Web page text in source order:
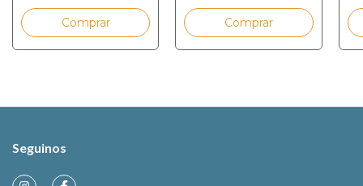
Seguinos